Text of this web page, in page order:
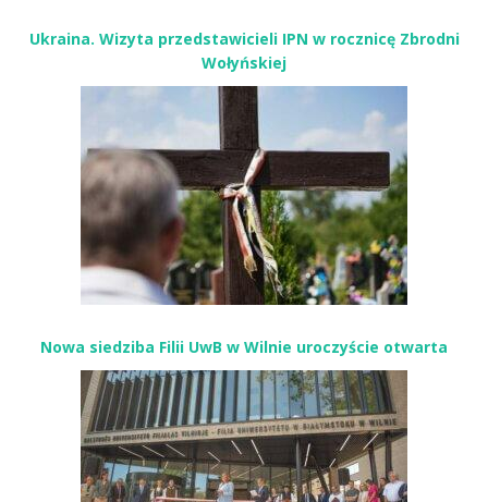
Ukraina. Wizyta przedstawicieli IPN w rocznicę Zbrodni
Wołyńskiej
Nowa siedziba Filii UwB w Wilnie uroczyście otwarta